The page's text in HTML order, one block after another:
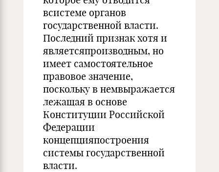
всистеме органов
государственной власти.
Последний признак хотя и
являетсяпроизводным, но
имеет самостоятельное
правовое значение,
поскольку в немвыражается
лежащая в основе
Конституции Российской
Федерации
концепцияпостроения
системы государственной
власти.